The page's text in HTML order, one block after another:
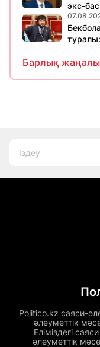
экс-
Барлық
Politico.kz саяси-
әлеуметтік
Еліміздегі
әлеуметтік